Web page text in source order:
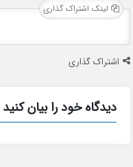
لینک اشتراک گذاری
اشتراک گذاری
دیدگاه خود را بیان کنید